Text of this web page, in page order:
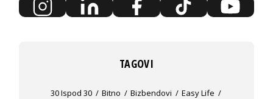
TAGOVI
30 Ispod 30 Bitno Bizbendovi
Easy Life